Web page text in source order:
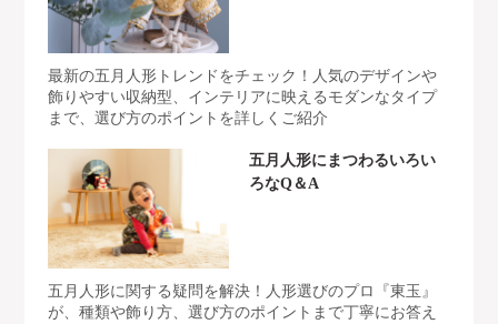
最新の五月人形トレンドをチェック！人気のデザインや
飾りやすい収納型、インテリアに映えるモダンなタイプ
まで、選び方のポイントを詳しくご紹介
五月人形にまつわるいろい
ろなQ＆A
五月人形に関する疑問を解決！人形選びのプロ『東玉』
が、種類や飾り方、選び方のポイントまで丁寧にお答え